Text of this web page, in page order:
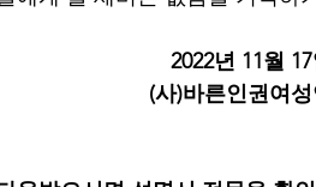
2022년 11월
(사)바른인권여